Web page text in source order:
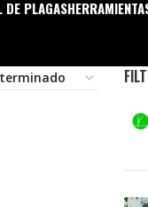
DE PLAGAS